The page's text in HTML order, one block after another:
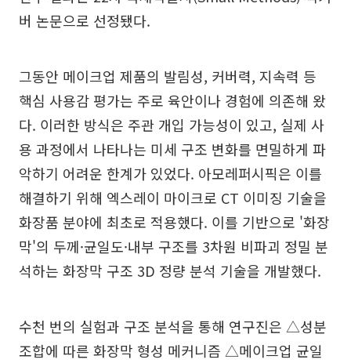
버 논문으로 선정됐다.
그동안 메이크업 제품의 발림성, 커버력, 지속력 등
핵심 사용감 평가는 주로 육안이나 경험에 의존해 왔
다. 이러한 방식은 주관 개입 가능성이 있고, 실제 사
용 과정에서 나타나는 미세 구조 변화를 면밀하게 파
악하기 어려운 한계가 있었다. 아모레퍼시픽은 이를
해결하기 위해 엑스레이 마이크로 CT 이미징 기술을
화장품 분야에 최초로 적용했다. 이를 기반으로 '화장
막'의 두께·균일도·내부 구조를 3차원 비파괴 정밀 분
석하는 화장막 구조 3D 정량 분석 기술을 개발했다.
수천 번의 실험과 구조 분석을 통해 연구진은 △성분
조합에 따른 화장막 형성 메커니즘 △메이크업 균일